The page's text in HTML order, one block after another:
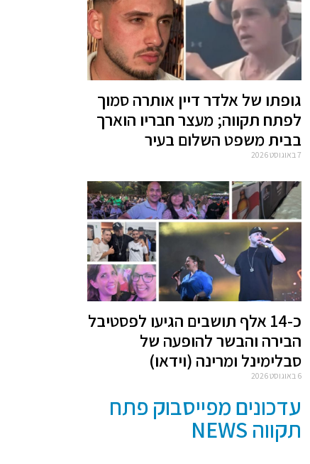
גופתו של אלדר דיין אותרה סמוך
לפתח תקווה; מעצר חבריו הוארך
בבית משפט השלום בעיר
7 באוגוסט 2026
כ-14 אלף תושבים הגיעו לפסטיבל
הבירה והבשר להופעה של
סבלימינל ומרינה (וידאו)
6 באוגוסט 2026
עדכונים מפייסבוק פתח
תקווה NEWS